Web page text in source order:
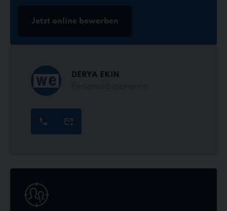
Jetzt online bewerben
DERYA EKIN
online
bewerben